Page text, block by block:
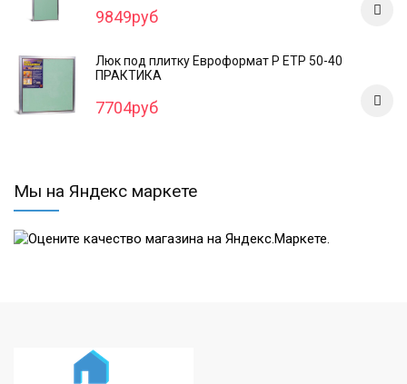
9849руб
Люк под плитку Евроформат Р ЕТР 50-40
ПРАКТИКА
7704руб
Мы на Яндекс маркете